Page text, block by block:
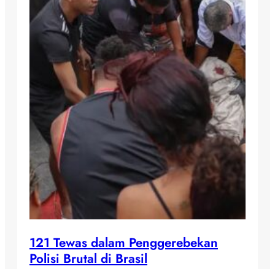
121 Tewas dalam Penggerebekan
Polisi Brutal di Brasil